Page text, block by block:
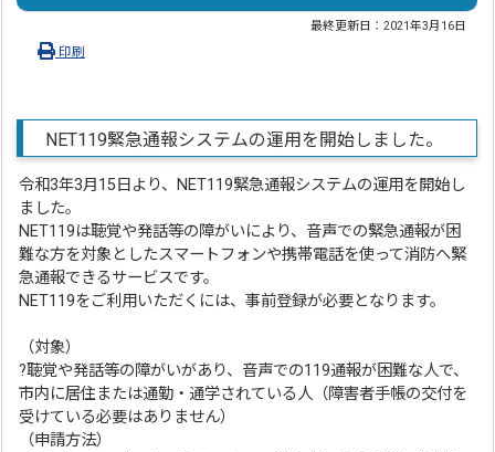
最終更新日：2021年3月16日
印刷
NET119緊急通報システムの運用を開始しました。
令和3年3月15日より、NET119緊急通報システムの運用を開始し
ました。
NET119は聴覚や発話等の障がいにより、音声での緊急通報が困
難な方を対象としたスマートフォンや携帯電話を使って消防へ緊
急通報できるサービスです。
NET119をご利用いただくには、事前登録が必要となります。
（対象）
?聴覚や発話等の障がいがあり、音声での119通報が困難な人で、
市内に居住または通勤・通学されている人（障害者手帳の交付を
受けている必要はありません）
（申請方法）